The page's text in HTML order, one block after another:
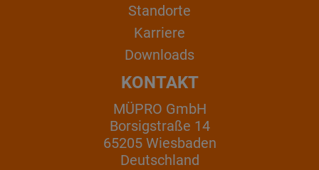
Standorte
Karriere
Downloads
KONTAKT
MÜPRO GmbH
Borsigstraße 14
65205 Wiesbaden
Deutschland